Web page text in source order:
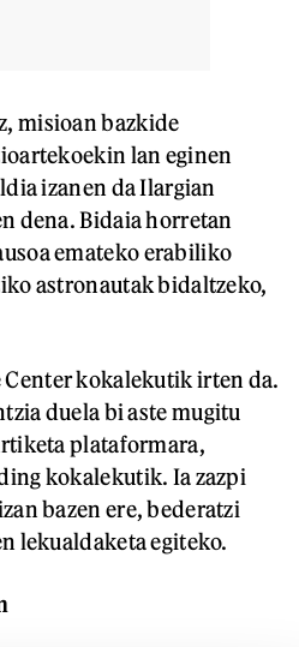
misioan bazkide
lan eginen
izanen da Ilargian
dena. Bidaia horretan
emateko erabiliko
astronautak bidaltzeko,
Center kokalekutik irten da.
duela bi aste mugitu
plataformara,
kokalekutik. Ia zazpi
bazen ere, bederatzi
lekualdaketa egiteko.